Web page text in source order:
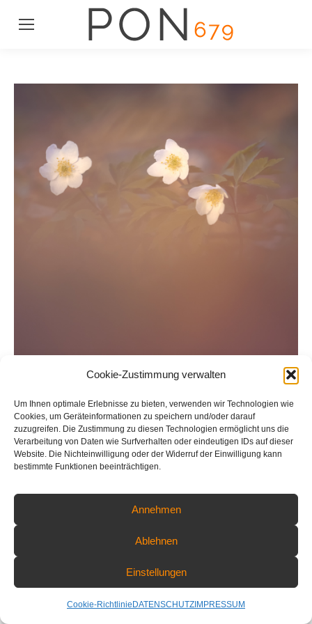
Cookie-Zustimmung verwalten
Um Ihnen optimale Erlebnisse zu bieten, verwenden wir Technologien wie
Cookies, um Geräteinformationen zu speichern und/oder darauf
zuzugreifen. Die Zustimmung zu diesen Technologien ermöglicht uns die
Verarbeitung von Daten wie Surfverhalten oder eindeutigen IDs auf dieser
Website. Die Nichteinwilligung oder der Widerruf der Einwilligung kann
bestimmte Funktionen beeinträchtigen.
Annehmen
Ablehnen
Einstellungen
Cookie-Richtlinie DATENSCHUTZ IMPRESSUM
Buschwindröschen mit Bokeh
COPYRIGHT © 2026 PART OF NATURE - FLORIAN WARNECKE